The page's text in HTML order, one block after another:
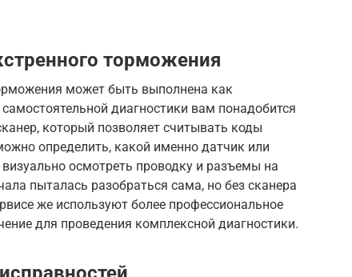
торможения
может быть выполнена как
диагностики вам понадобится
который позволяет считывать коды
определить, какой именно датчик или
осмотреть проводку и разъемы на
пыталась разобраться сама, но без сканера
же используют более профессиональное
для проведения комплексной диагностики.